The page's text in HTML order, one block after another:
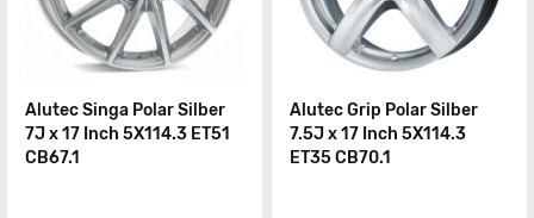
Alutec Singa Polar Silber
7J x 17 Inch 5X114.3 ET51
CB67.1
Alutec Grip Polar Silber
7.5J x 17 Inch 5X114.3
ET35 CB70.1